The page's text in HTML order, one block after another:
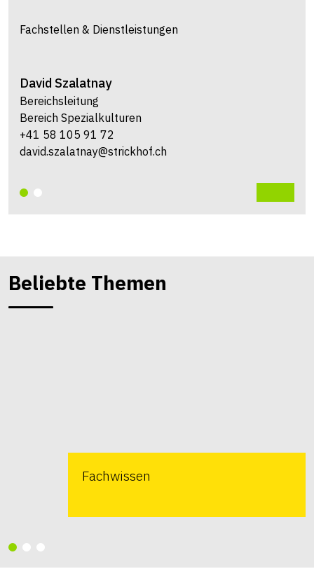
Fachstellen & Dienstleistungen
David Szalatnay
Bereichsleitung
Bereich Spezialkulturen
+41 58 105 91 72
david.szalatnay@strickhof.ch
Beliebte Themen
Fachwissen